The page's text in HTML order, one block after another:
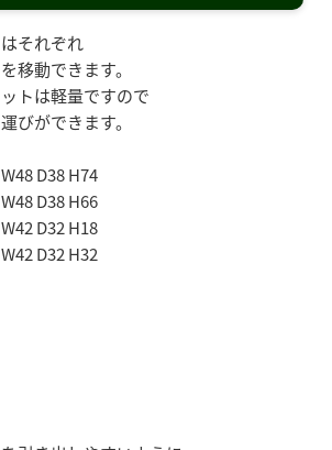
それぞれ
移動できます。
トは軽量ですので
びができます。
D38 H74
D38 H66
D32 H18
D32 H32